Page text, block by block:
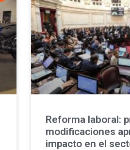
Reforma laboral:
modificaciones
impacto en el